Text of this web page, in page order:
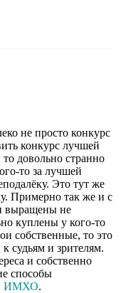
не просто конкурс
конкурс лучшей
довольно странно
то за лучшей
Это тут же
Примерно так же и с
выращены не
куплены у кого-то
собственные, то это
судьям и зрителям.
и собственно
способы
ИМХО.